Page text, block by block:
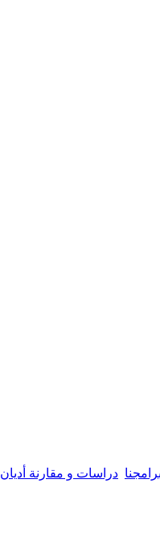
دراسات و مقارنة أديان